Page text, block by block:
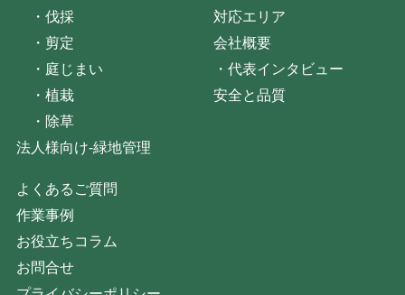
・ 伐採
・ 剪定
・ 庭じまい
・ 植栽
・ 除草
法人様向け-緑地管理
対応エリア
会社概要
・代表インタビュー
安全と品質
よくあるご質問
作業事例
お役立ちコラム
お問合せ